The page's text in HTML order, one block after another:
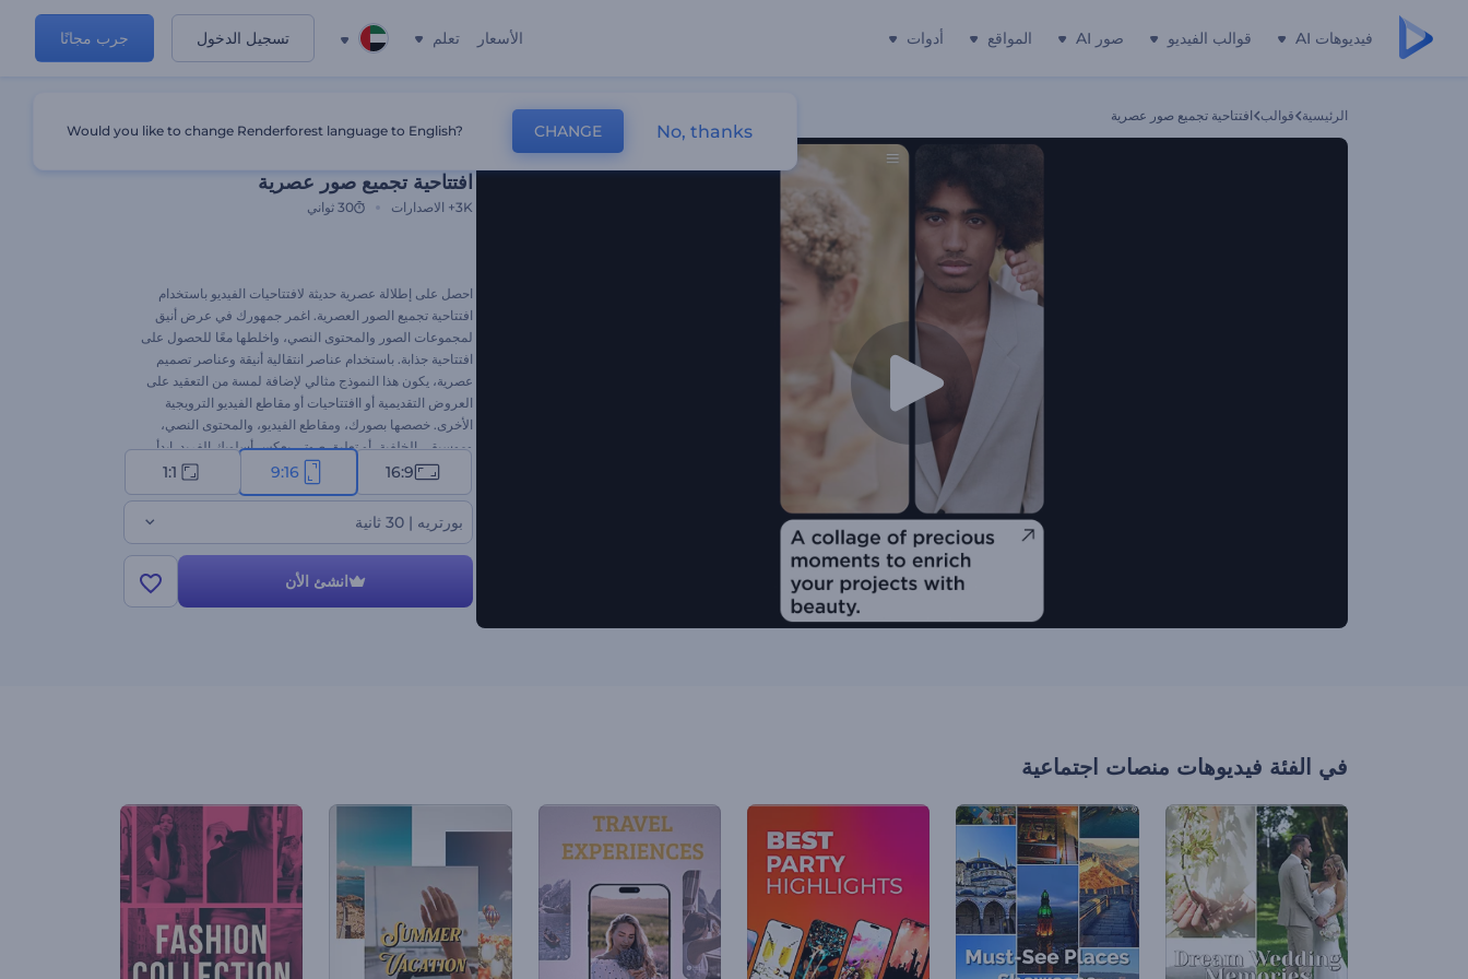
فيديوهات AI قوالب الفيديو صور AI المواقع أدوات الأسعار تعلم تسجيل الدخول جرب مجانًا
الرئيسية قوالب افتتاحية تجميع صور عصرية
افتتاحية تجميع صور عصرية
3K+ الاصدارات 30 ثواني
احصل على إطلالة عصرية حديثة لافتتاحيات الفيديو باستخدام
افتتاحية تجميع الصور العصرية. اغمر جمهورك في عرض أنيق
لمجموعات الصور والمحتوى النصي، واخلطها معًا للحصول على
افتتاحية جذابة. باستخدام عناصر انتقالية أنيقة وعناصر تصميم
عصرية، يكون هذا النموذج مثالي لإضافة لمسة من التعقيد على
العروض التقديمية أو اافتتاحيات أو مقاطع الفيديو الترويجية
الأخرى. خصصها بصورك، ومقاطع الفيديو، والمحتوى النصي،
وموسيقى الخلفية، أو تعليق صوتي يعكس أسلوبك الفريد. ابدأ
الآن وميز محتواك عن الجميع!
16:9
9:16
1:1
بورتريه | 30 ثانية
انشئ الأن
في الفئة فيديوهات منصات اجتماعية
Would you like to change Renderforest language to English? CHANGE No, thanks